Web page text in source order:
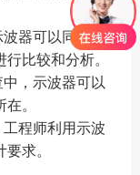
器可以同时显
比较和分析。
，示波器可以
。
程师利用示波
求。